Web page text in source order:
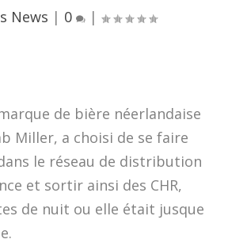
News | 0 |
de bière néerlandaise
Miller, a choisi de se faire
le réseau de distribution
et sortir ainsi des CHR,
de nuit ou elle était jusque